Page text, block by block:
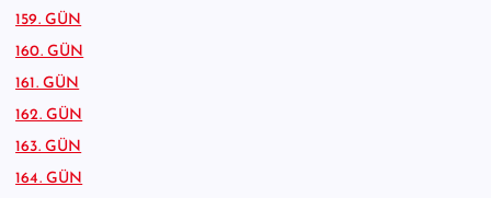
159. GÜN
160. GÜN
161. GÜN
162. GÜN
163. GÜN
164. GÜN